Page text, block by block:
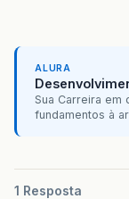
ALURA
Sua Carreira em
fundamentos à
1 Resposta